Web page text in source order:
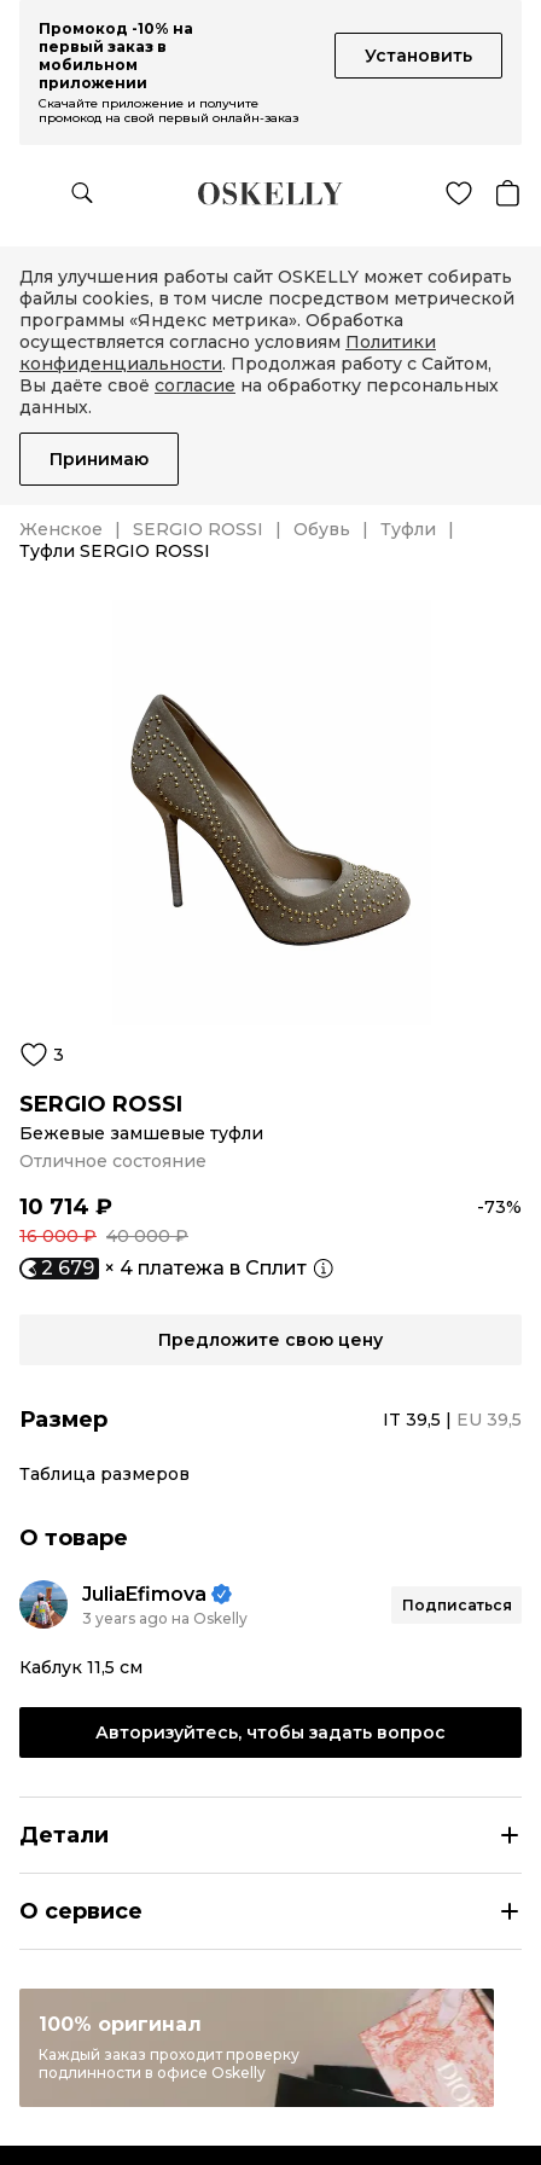
Промокод -10% на
первый заказ в
мобильном
приложении
Установить
Скачайте приложение и получите
промокод на свой первый онлайн-заказ
Для улучшения работы сайт OSKELLY может собирать
файлы cookies, в том числе посредством метрической
программы «Яндекс метрика». Обработка
осуществляется согласно условиям Политики
конфиденциальности. Продолжая работу с Сайтом,
Вы даёте своё согласие на обработку персональных
данных.
Принимаю
Женское SERGIO ROSSI Обувь
Туфли
Туфли SERGIO ROSSI
3
SERGIO ROSSI
Бежевые замшевые туфли
Отличное состояние
10 714 ₽
-73%
16 000 ₽ 40 000 ₽
2 679 × 4 платежа в Сплит
Предложите свою цену
Размер IT 39,5 | EU 39,5
Таблица размеров
О товаре
JuliaEfimova
3 years ago на Oskelly
Подписаться
Каблук 11,5 см
Авторизуйтесь, чтобы задать вопрос
Детали
Категория
Бренд
SERGIO ROSSI
Материал обуви
Замша
О сервисе
100% оригинал
Каждый заказ проходит проверку
подлинности в офисе Oskelly